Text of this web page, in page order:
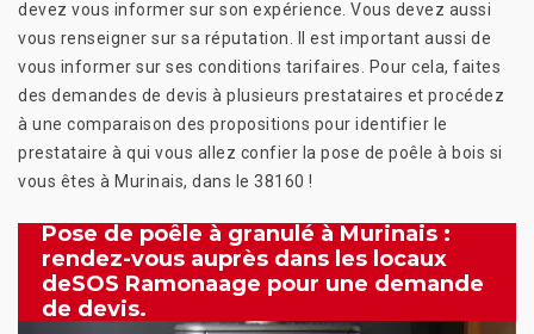
devez vous informer sur son expérience. Vous devez aussi
vous renseigner sur sa réputation. Il est important aussi de
vous informer sur ses conditions tarifaires. Pour cela, faites
des demandes de devis à plusieurs prestataires et procédez
à une comparaison des propositions pour identifier le
prestataire à qui vous allez confier la pose de poêle à bois si
vous êtes à Murinais, dans le 38160 !
Pose de poêle à granulé à Murinais :
rendez-vous auprès dans les locaux
deSOS Ramonaage pour une demande
de devis.